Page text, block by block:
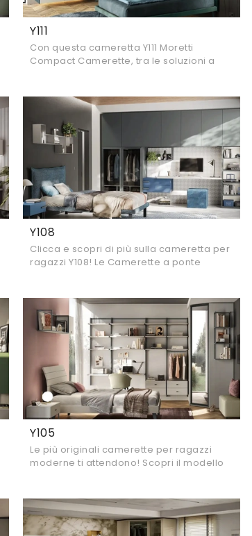
Y111
Con questa cameretta Y111 Moretti
Compact Camerette, tra le soluzioni a
Y108
Clicca e scopri di più sulla cameretta per
ragazzi Y108! Le Camerette a ponte
Y105
Le più originali camerette per ragazzi
moderne ti attendono! Scopri il modello